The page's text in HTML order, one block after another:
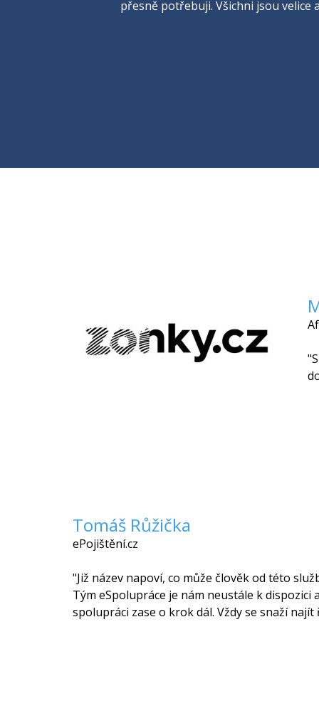
přesně potřebuji. Všichni jsou velice
Tomáš Růžička
ePojištění.cz
"Již název napoví, co může člověk od této
Tým eSpolupráce je nám neustále k
spolupráci zase o krok dál. Vždy se snaží